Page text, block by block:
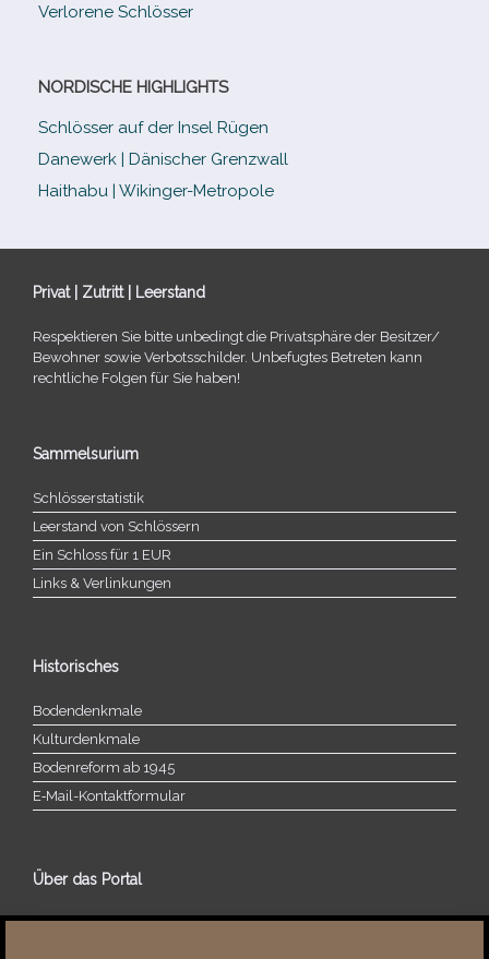
Verlorene Schlösser
NORDISCHE HIGHLIGHTS
Schlösser auf der Insel Rügen
Danewerk | Dänischer Grenzwall
Haithabu | Wikinger-Metropole
Privat | Zutritt | Leerstand
Respektieren Sie bitte unbe­dingt die Privatsphäre der Besitzer/​
Bewohner sowie Verbotsschilder. Unbefugtes Betreten kann
recht­li­che Folgen für Sie haben!
Sammelsurium
Schlösserstatistik
Leerstand von Schlössern
Ein Schloss für 1 EUR
Links & Verlinkungen
Historisches
Bodendenkmale
Kulturdenkmale
Bodenreform ab 1945
E‑Mail-​​Kontaktformular
Über das Portal
Über dieses Portal